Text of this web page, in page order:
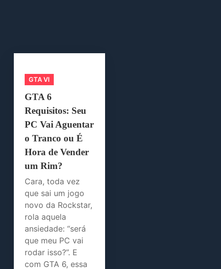
GTA VI
GTA 6
Requisitos: Seu
PC Vai Aguentar
o Tranco ou É
Hora de Vender
um Rim?
Cara, toda vez
que sai um jogo
novo da Rockstar,
rola aquela
ansiedade: “será
que meu PC vai
rodar isso?”. E
com GTA 6, essa